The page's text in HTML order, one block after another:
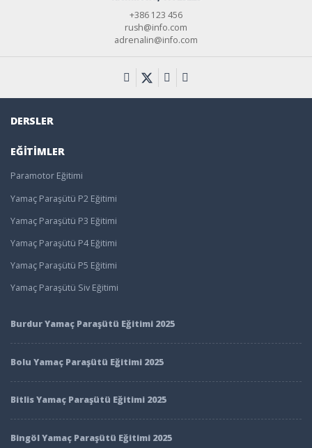
+386 123 456
rush@info.com
adrenalin@info.com
DERSLER
EĞITIMLER
Paramotor Eğitimi
Yamaç Paraşütü P2 Eğitimi
Yamaç Paraşütü P3 Eğitimi
Yamaç Paraşütü P4 Eğitimi
Yamaç Paraşütü P5 Eğitimi
Yamaç Paraşütü Siv Eğitimi
Burdur Yamaç Paraşütü Eğitimi 2025
Bolu Yamaç Paraşütü Eğitimi 2025
Bitlis Yamaç Paraşütü Eğitimi 2025
Bingöl Yamaç Paraşütü Eğitimi 2025